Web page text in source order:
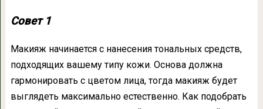
Cовет 1
Макияж начинается с нанесения тональных средств,
подходящих вашему типу кожи. Основа должна
гармонировать с цветом лица, тогда макияж будет
выглядеть максимально естественно. Как подобрать